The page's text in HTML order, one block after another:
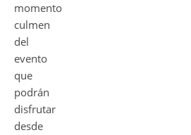
momento
culmen
del
evento
que
podrán
disfrutar
desde